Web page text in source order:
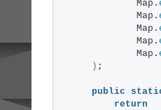
            Map.
            Map.
            Map.
            Map.
            Map.
) ;
public
return